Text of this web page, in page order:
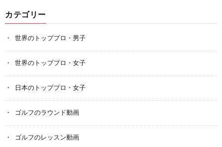
カテゴリー
世界のトッププロ・男子
世界のトッププロ・女子
日本のトッププロ・女子
ゴルフのラウンド動画
ゴルフのレッスン動画